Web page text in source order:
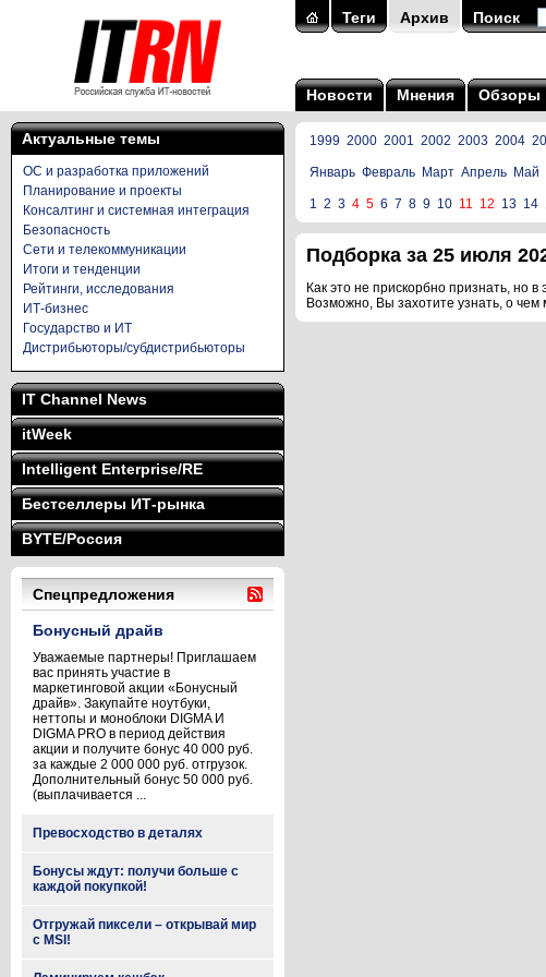
Теги Архив Поиск
Новости Мнения Обзоры
Актуальные темы
ОС и разработка приложений
Планирование и проекты
Консалтинг и системная интеграция
Безопасность
Сети и телекоммуникации
Итоги и тенденции
Рейтинги, исследования
ИТ-бизнес
Государство и ИТ
Дистрибьюторы/субдистрибьюторы
IT Channel News
itWeek
Intelligent Enterprise/RE
Бестселлеры ИТ-рынка
BYTE/Россия
Спецпредложения
Бонусный драйв
Уважаемые партнеры! Приглашаем
вас принять участие в
маркетинговой акции «Бонусный
драйв». Закупайте ноутбуки,
неттопы и моноблоки DIGMA И
DIGMA PRO в период действия
акции и получите бонус 40 000 руб.
за каждые 2 000 000 руб. отгрузок.
Дополнительный бонус 50 000 руб.
(выплачивается ...
Превосходство в деталях
Бонусы ждут: получи больше с
каждой покупкой!
Отгружай пиксели – открывай мир
с MSI!
1999 2000 2001 2002 2003 2004
Январь Февраль Март Апрель Май
1 2 3 4 5 6 7 8 9 10 11 12 13 14
Подборка за 25 июля
Как это не прискорбно признать, но
Возможно, Вы захотите узнать, о чем